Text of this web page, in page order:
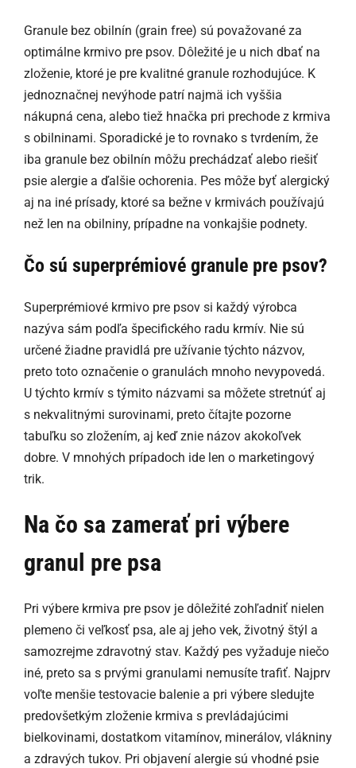
Granule bez obilnín (grain free) sú považované za
optimálne krmivo pre psov. Dôležité je u nich dbať na
zloženie, ktoré je pre kvalitné granule rozhodujúce. K
jednoznačnej nevýhode patrí najmä ich vyššia
nákupná cena, alebo tiež hnačka pri prechode z krmiva
s obilninami. Sporadické je to rovnako s tvrdením, že
iba granule bez obilnín môžu prechádzať alebo riešiť
psie alergie a ďalšie ochorenia. Pes môže byť alergický
aj na iné prísady, ktoré sa bežne v krmivách používajú
než len na obilniny, prípadne na vonkajšie podnety.
Čo sú superprémiové granule pre psov?
Superprémiové krmivo pre psov si každý výrobca
nazýva sám podľa špecifického radu krmív. Nie sú
určené žiadne pravidlá pre užívanie týchto názvov,
preto toto označenie o granulách mnoho nevypovedá.
U týchto krmív s týmito názvami sa môžete stretnúť aj
s nekvalitnými surovinami, preto čítajte pozorne
tabuľku so zložením, aj keď znie názov akokoľvek
dobre. V mnohých prípadoch ide len o marketingový
trik.
Na čo sa zamerať pri výbere
granul pre psa
Pri výbere krmiva pre psov je dôležité zohľadniť nielen
plemeno či veľkosť psa, ale aj jeho vek, životný štýl a
samozrejme zdravotný stav. Každý pes vyžaduje niečo
iné, preto sa s prvými granulami nemusíte trafiť. Najprv
voľte menšie testovacie balenie a pri výbere sledujte
predovšetkým zloženie krmiva s prevládajúcimi
bielkovinami, dostatkom vitamínov, minerálov, vlákniny
a zdravých tukov. Pri objavení alergie sú vhodné psie